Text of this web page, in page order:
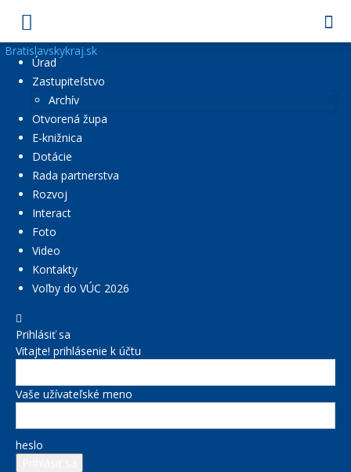
Bratislavskykraj.sk
Úrad
Zastupiteľstvo
Archív
Otvorená župa
E-knižnica
Dotácie
Rada partnerstva
Rozvoj
Interact
Foto
Video
Kontakty
Voľby do VÚC 2026
Prihlásiť sa
Vitajte! prihlásenie k účtu
Vaše užívateľské meno
heslo